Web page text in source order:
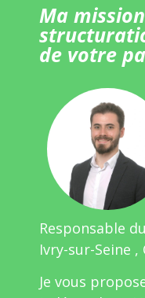
Ma
de votre
Responsable
Ivry-sur-Seine
Je vous